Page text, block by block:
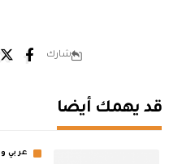
شارك
قد يهمك أيضا
عربي